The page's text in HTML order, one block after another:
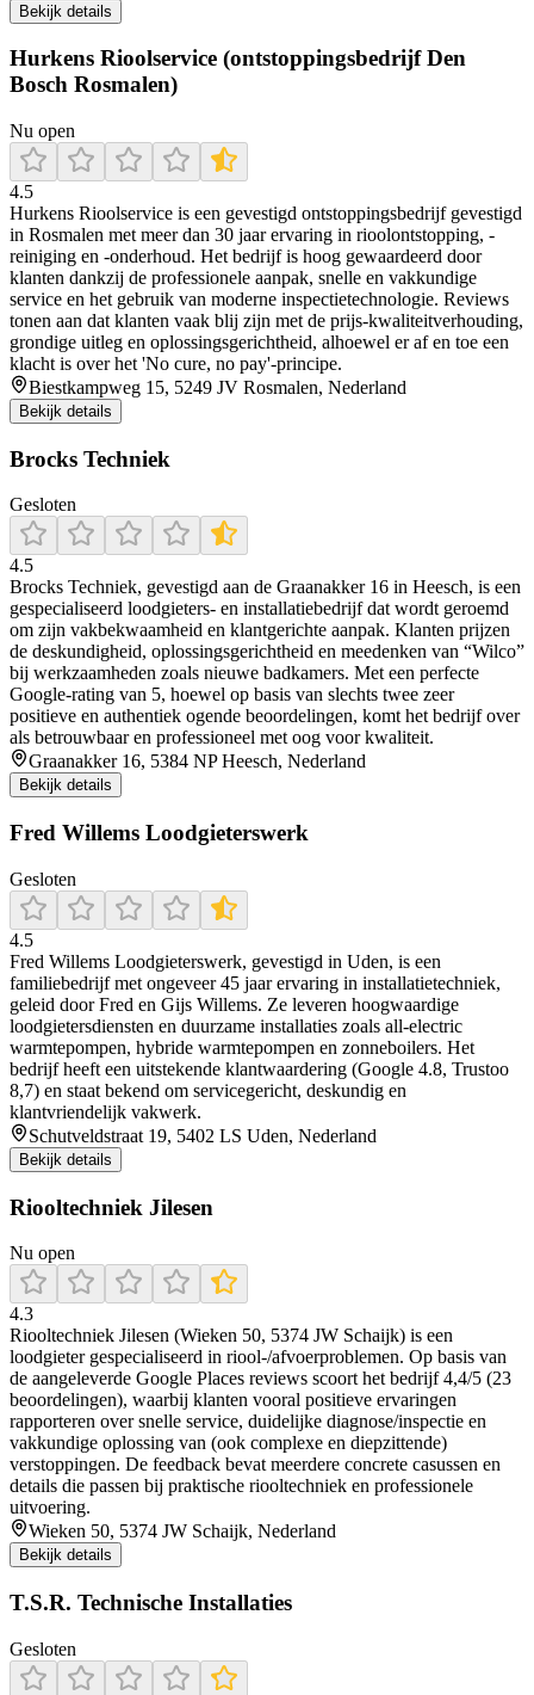
Bekijk details
Hurkens Rioolservice (ontstoppingsbedrijf Den
Bosch Rosmalen)
Nu open
4.5
Hurkens Rioolservice is een gevestigd ontstoppingsbedrijf gevestigd
in Rosmalen met meer dan 30 jaar ervaring in rioolontstopping, -
reiniging en -onderhoud. Het bedrijf is hoog gewaardeerd door
klanten dankzij de professionele aanpak, snelle en vakkundige
service en het gebruik van moderne inspectietechnologie. Reviews
tonen aan dat klanten vaak blij zijn met de prijs-kwaliteitverhouding,
grondige uitleg en oplossingsgerichtheid, alhoewel er af en toe een
klacht is over het 'No cure, no pay'-principe.
Biestkampweg 15, 5249 JV Rosmalen, Nederland
Bekijk details
Brocks Techniek
Gesloten
4.5
Brocks Techniek, gevestigd aan de Graanakker 16 in Heesch, is een
gespecialiseerd loodgieters- en installatiebedrijf dat wordt geroemd
om zijn vakbekwaamheid en klantgerichte aanpak. Klanten prijzen
de deskundigheid, oplossingsgerichtheid en meedenken van “Wilco”
bij werkzaamheden zoals nieuwe badkamers. Met een perfecte
Google-rating van 5, hoewel op basis van slechts twee zeer
positieve en authentiek ogende beoordelingen, komt het bedrijf over
als betrouwbaar en professioneel met oog voor kwaliteit.
Graanakker 16, 5384 NP Heesch, Nederland
Bekijk details
Fred Willems Loodgieterswerk
Gesloten
4.5
Fred Willems Loodgieterswerk, gevestigd in Uden, is een
familiebedrijf met ongeveer 45 jaar ervaring in installatietechniek,
geleid door Fred en Gijs Willems. Ze leveren hoogwaardige
loodgietersdiensten en duurzame installaties zoals all-electric
warmtepompen, hybride warmtepompen en zonneboilers. Het
bedrijf heeft een uitstekende klantwaardering (Google 4.8, Trustoo
8,7) en staat bekend om servicegericht, deskundig en
klantvriendelijk vakwerk.
Schutveldstraat 19, 5402 LS Uden, Nederland
Bekijk details
Riooltechniek Jilesen
Nu open
4.3
Riooltechniek Jilesen (Wieken 50, 5374 JW Schaijk) is een
loodgieter gespecialiseerd in riool-/afvoerproblemen. Op basis van
de aangeleverde Google Places reviews scoort het bedrijf 4,4/5 (23
beoordelingen), waarbij klanten vooral positieve ervaringen
rapporteren over snelle service, duidelijke diagnose/inspectie en
vakkundige oplossing van (ook complexe en diepzittende)
verstoppingen. De feedback bevat meerdere concrete casussen en
details die passen bij praktische riooltechniek en professionele
uitvoering.
Wieken 50, 5374 JW Schaijk, Nederland
Bekijk details
T.S.R. Technische Installaties
Gesloten